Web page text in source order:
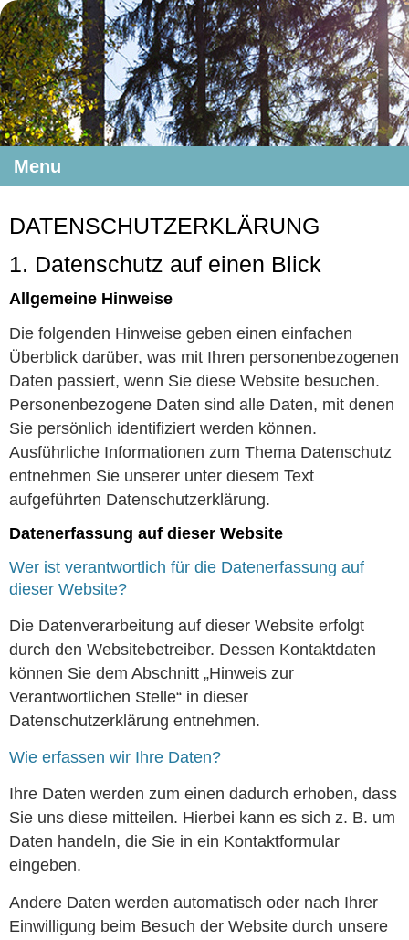
Menu
DATENSCHUTZERKLÄRUNG
1. Datenschutz auf einen Blick
Allgemeine Hinweise
Die folgenden Hinweise geben einen einfachen
Überblick darüber, was mit Ihren personenbezogenen
Daten passiert, wenn Sie diese Website besuchen.
Personenbezogene Daten sind alle Daten, mit denen
Sie persönlich identifiziert werden können.
Ausführliche Informationen zum Thema Datenschutz
entnehmen Sie unserer unter diesem Text
aufgeführten Datenschutzerklärung.
Datenerfassung auf dieser Website
Wer ist verantwortlich für die Datenerfassung auf
dieser Website?
Die Datenverarbeitung auf dieser Website erfolgt
durch den Websitebetreiber. Dessen Kontaktdaten
können Sie dem Abschnitt „Hinweis zur
Verantwortlichen Stelle“ in dieser
Datenschutzerklärung entnehmen.
Wie erfassen wir Ihre Daten?
Ihre Daten werden zum einen dadurch erhoben, dass
Sie uns diese mitteilen. Hierbei kann es sich z. B. um
Daten handeln, die Sie in ein Kontaktformular
eingeben.
Andere Daten werden automatisch oder nach Ihrer
Einwilligung beim Besuch der Website durch unsere